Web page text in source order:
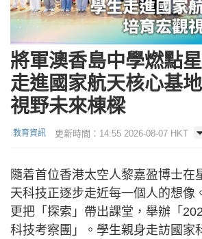
將軍澳香島中學燃點
走進國家航天核心基
視野未來棟樑
教育資訊 更新時間：14:55 2026-08-07 HKT
隨着首位香港太空人黎嘉盈博士在
天科技正逐步走近每一個人的想像
更把「探索」帶出課堂，舉辦「
科技考察團」。學生親身走訪國家